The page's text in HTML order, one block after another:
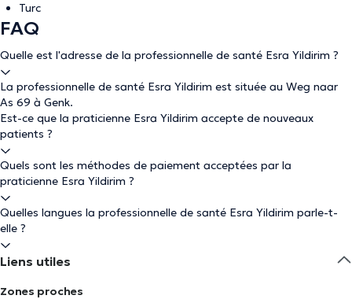
Turc
FAQ
Quelle est l'adresse de la professionnelle de santé Esra Yildirim ?
La professionnelle de santé Esra Yildirim est située au Weg naar
As 69 à Genk.
Est-ce que la praticienne Esra Yildirim accepte de nouveaux
patients ?
Quels sont les méthodes de paiement acceptées par la
praticienne Esra Yildirim ?
Quelles langues la professionnelle de santé Esra Yildirim parle-t-
elle ?
Liens utiles
Zones proches